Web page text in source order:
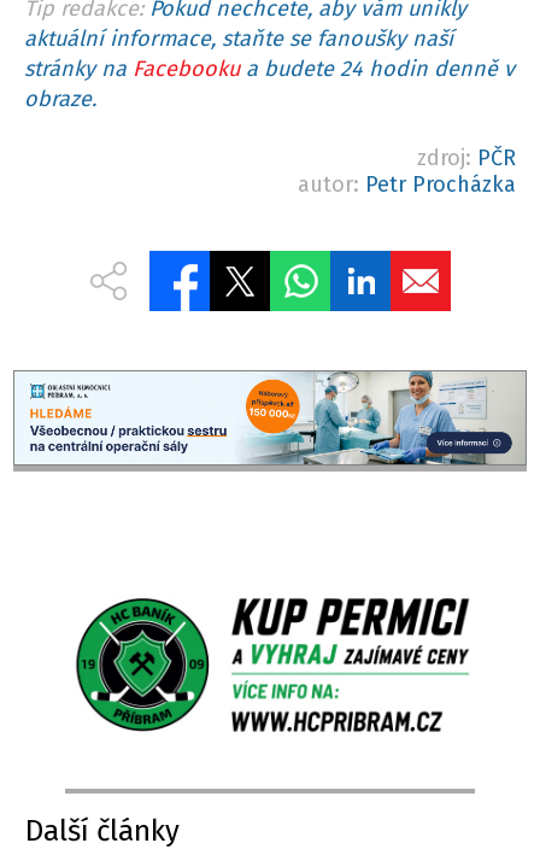
Tip redakce: Pokud nechcete, aby vám unikly
aktuální informace, staňte se fanoušky naší
stránky na Facebookua budete 24 hodin denně v
obraze.
zdroj: PČR
autor: Petr Procházka
Další články